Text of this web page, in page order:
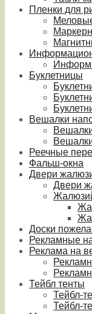
Пленки для
Буклетницы
Вешалки
Реечные
Фальш-окна
Двери
Двери
Доски
Рекламные
Реклама на
Тейбл тенты
Тейбл-
Тейбл-